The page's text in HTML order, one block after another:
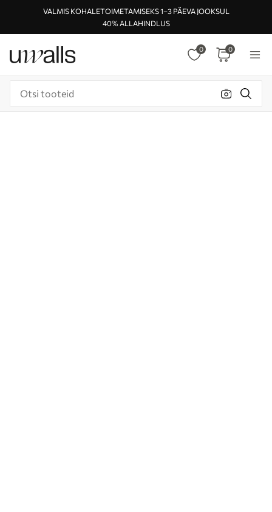
VALMIS KOHALETOIMETAMISEKS 1–3 PÄEVA JOOKSUL
40% ALLAHINDLUS
0 0